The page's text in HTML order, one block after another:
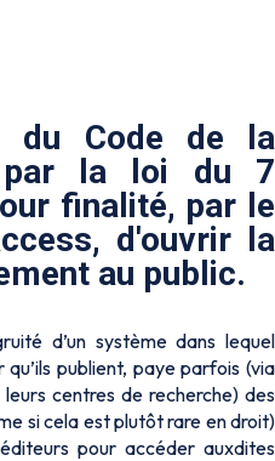
du Code de la
par la loi du 7
finalité, par le
d'ouvrir la
au public.
d’un système dans lequel
publient, paye parfois (via
centres de recherche) des
si cela est plutôt rare en droit)
pour accéder auxdites